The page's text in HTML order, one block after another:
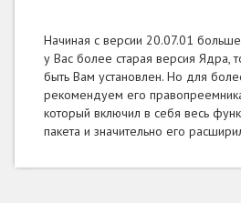
Начиная с версии 20.07.01 больше
у Вас более старая версия Ядра,
быть Вам установлен. Но для
рекомендуем его
который включил в себя весь
пакета и значительно его